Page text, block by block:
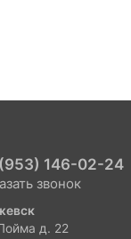
146-02-24
звонок
д. 22